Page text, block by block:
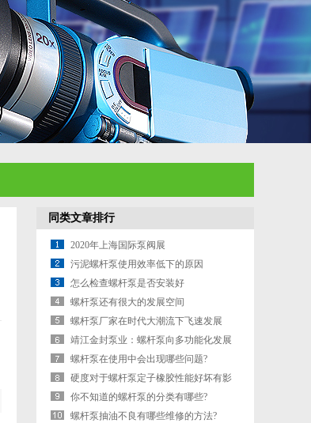
同类文章排行
2020年上海国际泵阀展
污泥螺杆泵使用效率低下的原因
怎么检查螺杆泵是否安装好
螺杆泵还有很大的发展空间
螺杆泵厂家在时代大潮流下飞速发展
靖江金封泵业：螺杆泵向多功能化发展
螺杆泵在使用中会出现哪些问题?
硬度对于螺杆泵定子橡胶性能好坏有影
响吗?
你不知道的螺杆泵的分类有哪些?
螺杆泵抽油不良有哪些维修的方法?